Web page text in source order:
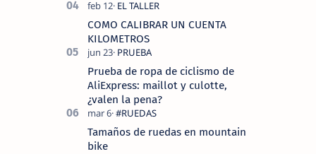
COMO CALIBRAR UN CUENTA
KILOMETROS
Prueba de ropa de ciclismo de
AliExpress: maillot y culotte,
¿valen la pena?
Tamaños de ruedas en mountain
bike